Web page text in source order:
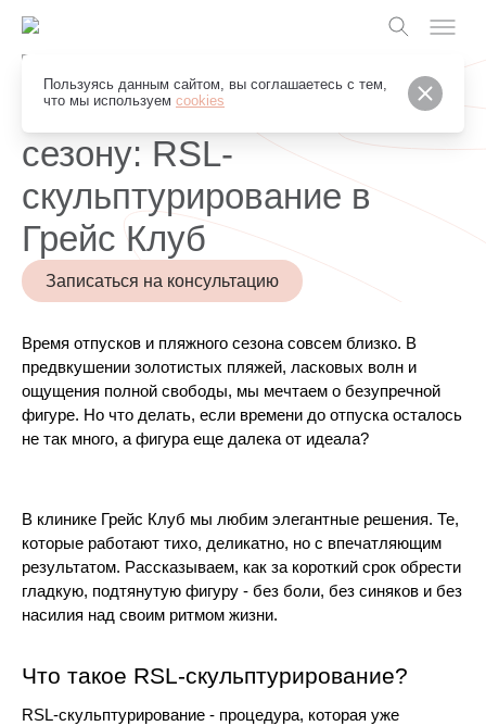
Пользуясь данным сайтом, вы соглашаетесь с тем,
что мы используем cookies
Грейс Клуб
Готовимся к пляжному
сезону: RSL-
скульптурирование в
Грейс Клуб
Записаться на консультацию
Время отпусков и пляжного сезона совсем близко. В
предвкушении золотистых пляжей, ласковых волн и
ощущения полной свободы, мы мечтаем о безупречной
фигуре. Но что делать, если времени до отпуска осталось
не так много, а фигура еще далека от идеала?
В клинике Грейс Клуб мы любим элегантные решения. Те,
которые работают тихо, деликатно, но с впечатляющим
результатом. Рассказываем, как за короткий срок обрести
гладкую, подтянутую фигуру - без боли, без синяков и без
насилия над своим ритмом жизни.
Что такое RSL‑скульптурирование?
RSL-скульптурирование - процедура, которая уже